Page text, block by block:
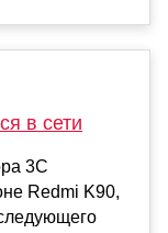
в сети
3C
Redmi K90,